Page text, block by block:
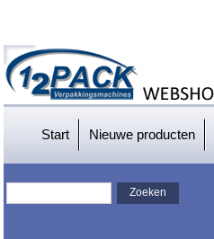
Start Nieuwe producten